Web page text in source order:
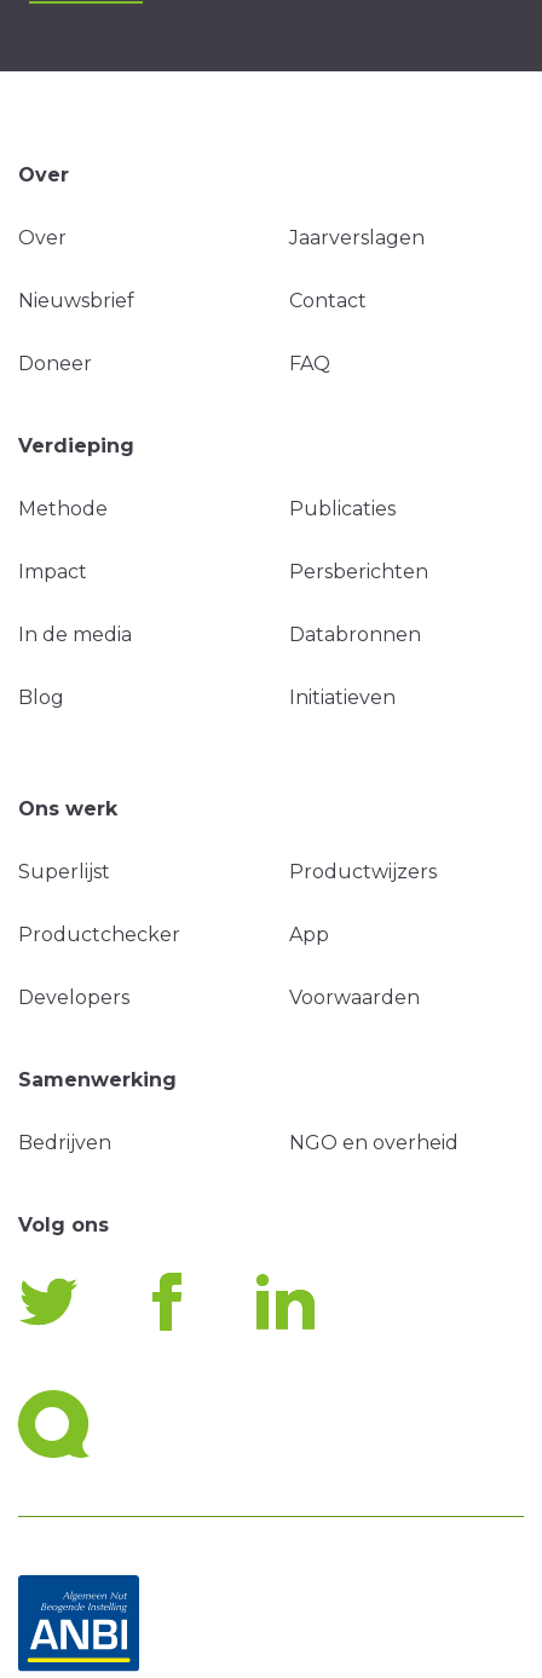
Over
Over Jaarverslagen
Nieuwsbrief Contact
Doneer FAQ
Verdieping
Methode Publicaties
Impact Persberichten
In de media Databronnen
Blog Initiatieven
Ons werk
Superlijst Productwijzers
Productchecker App
Developers Voorwaarden
Samenwerking
Bedrijven NGO en overheid
Volg ons